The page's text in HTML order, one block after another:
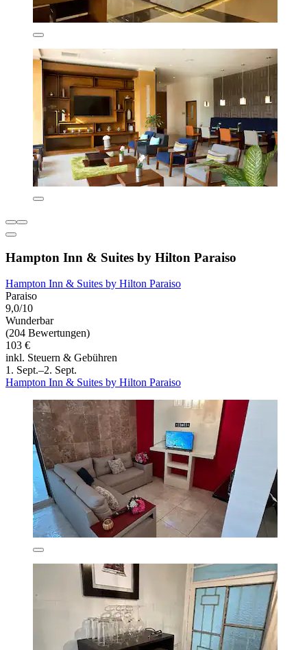
Hampton Inn & Suites by Hilton Paraiso
Hampton Inn & Suites by Hilton Paraiso
Paraiso
9,0/10
Wunderbar
(204 Bewertungen)
103 €
inkl. Steuern & Gebühren
1. Sept.–2. Sept.
Hampton Inn & Suites by Hilton Paraiso